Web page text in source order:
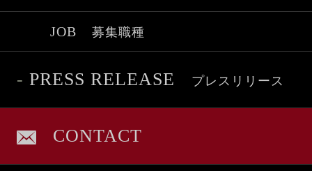
JOB 募集職種
- PRESS RELEASE プレスリリース
CONTACT